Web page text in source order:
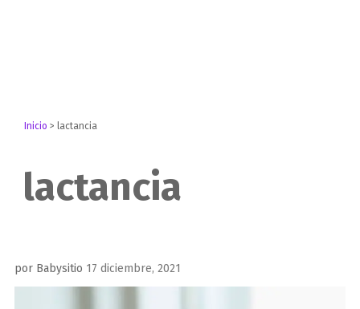
Inicio >lactancia
lactancia
por Babysitio Publicado
el
17 diciembre, 2021